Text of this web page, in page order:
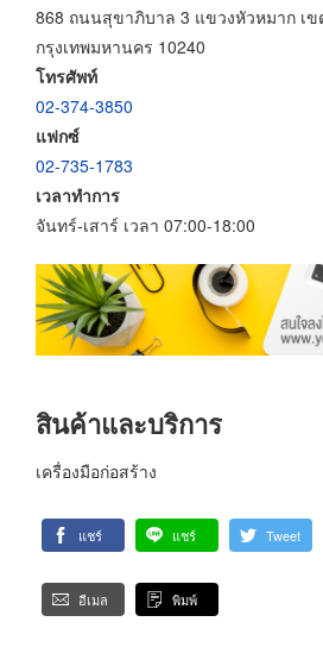
868 ถนนสุขาภิบาล 3 แขวงหัวหมาก เข
กรุงเทพมหานคร 10240
โทรศัพท์
02-374-3850
แฟกซ์
02-735-1783
เวลาทำการ
จันทร์-เสาร์ เวลา 07:00-18:00
สินค้าและบริการ
เครื่องมือก่อสร้าง
แชร์ แชร์ Tweet
อีเมล พิมพ์